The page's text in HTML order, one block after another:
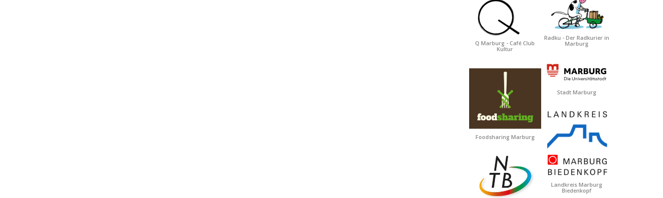
Q Marburg - Café Club
Kultur
Foodsharing Marburg
Radku - Der Radkurier in
Marburg
Stadt Marburg
Landkreis Marburg
Biedenkopf